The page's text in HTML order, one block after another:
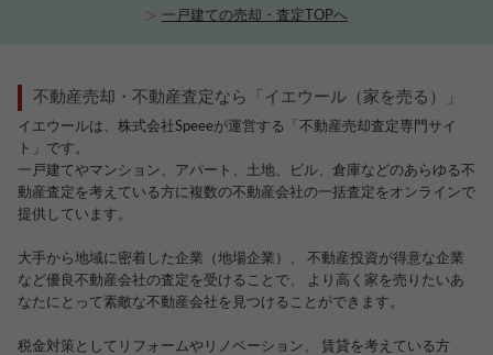
一戸建ての売却・査定TOPへ
不動産売却・不動産査定なら「イエウール（家を売る）」
イエウールは、株式会社Speeeが運営する「不動産売却査定専門サイ
ト」です。
一戸建てやマンション、アパート、土地、ビル、倉庫などのあらゆる不
動産査定を考えている方に複数の不動産会社の一括査定をオンラインで
提供しています。
大手から地域に密着した企業（地場企業）、 不動産投資が得意な企業
など優良不動産会社の査定を受けることで、 より高く家を売りたいあ
なたにとって素敵な不動産会社を見つけることができます。
税金対策としてリフォームやリノベーション、 賃貸を考えている方